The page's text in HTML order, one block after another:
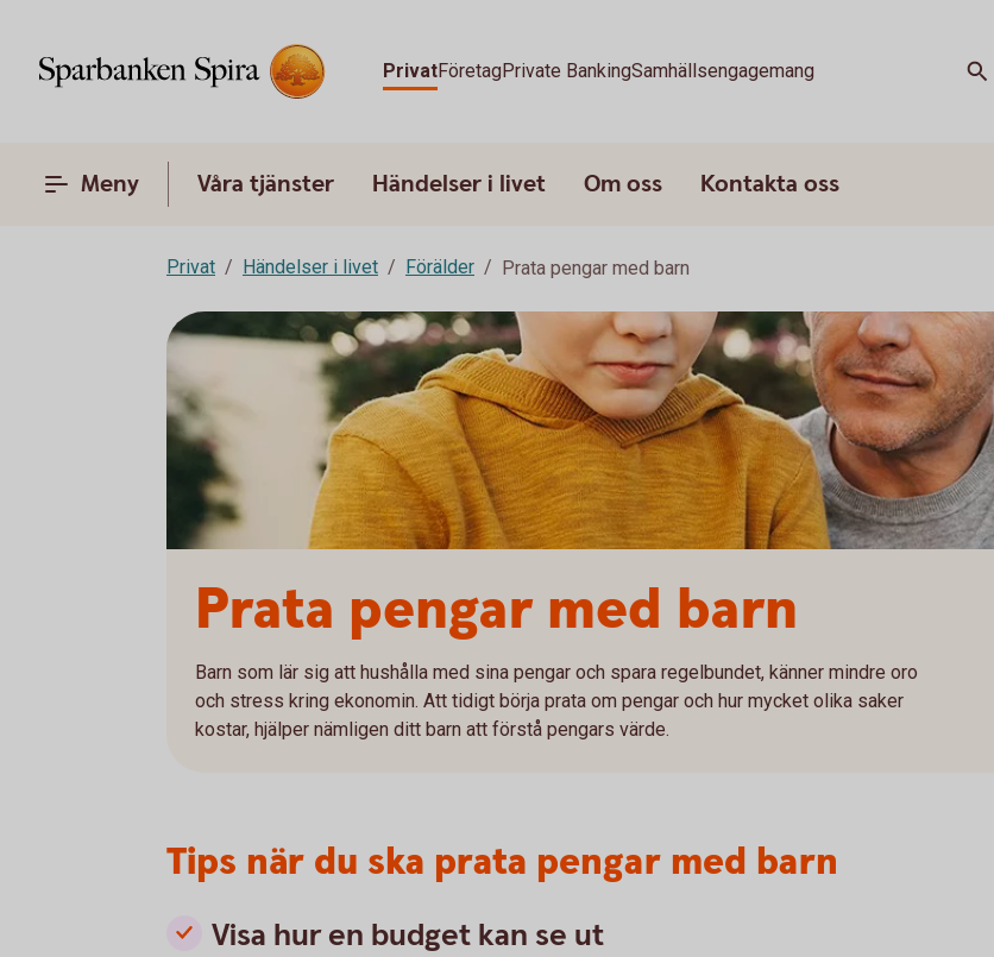
PrivatFöretagPrivate BankingSamhällsengagemang
Meny Våra tjänster Händelser i livet Om oss Kontakta oss
Privat Händelser i livet Förälder Prata pengar med barn
Prata pengar med barn
Barn som lär sig att hushålla med sina pengar och spara regelbundet, känner mindre oro
och stress kring ekonomin. Att tidigt börja prata om pengar och hur mycket olika saker
kostar, hjälper nämligen ditt barn att förstå pengars värde.
Tips när du ska prata pengar med barn
Visa hur en budget kan se ut